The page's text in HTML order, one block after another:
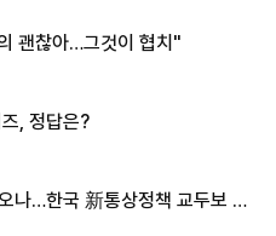
괜찮아…그것이 협치"
, 정답은?
나…한국 新통상정책 교두보 활